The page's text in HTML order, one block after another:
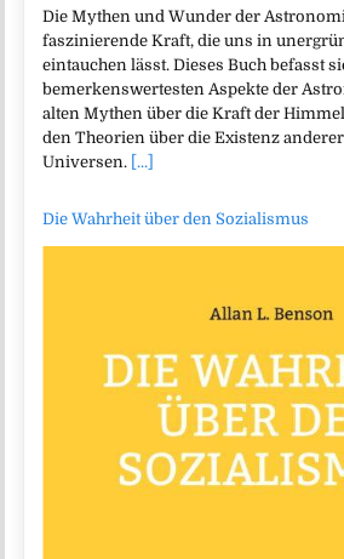
Die Mythen und Wunder der
faszinierende Kraft, die uns in
eintauchen lässt. Dieses Buch befasst
bemerkenswertesten Aspekte der
alten Mythen über die Kraft der
den Theorien über die Existenz
Universen. [...]
Die Wahrheit über den Sozialismus